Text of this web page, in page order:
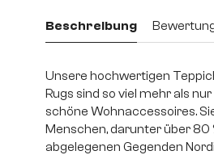
Beschreibung
Unsere hochwertigen
Rugs sind so viel mehr als
schöne Wohnaccessoires.
Menschen, darunter über 80
abgelegenen Gegenden